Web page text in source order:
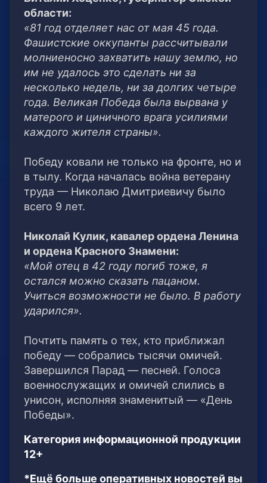
области:
«81 год отделяет нас от мая 45 года.
Фашистские оккупанты рассчитывали
молниеносно захватить нашу землю, но
им не удалось это сделать ни за
несколько недель, ни за долгих четыре
года. Великая Победа была вырвана у
матерого и циничного врага усилиями
каждого жителя страны».
Победу ковали не только на фронте, но и
в тылу. Когда началась война ветерану
труда — Николаю Дмитриевичу было
всего 9 лет.
Николай Кулик, кавалер ордена Ленина
и ордена Красного Знамени:
«Мой отец в 42 году погиб тоже, я
остался можно сказать пацаном.
Учиться возможности не было. В работу
ударился».
Почтить память о тех, кто приближал
победу — собрались тысячи омичей.
Завершился Парад — песней. Голоса
военнослужащих и омичей слились в
унисон, исполняя знаменитый — «День
Победы».
Категория информационной продукции
12+
*Ещё больше оперативных новостей вы